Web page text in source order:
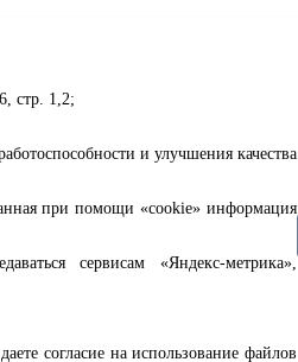
стр. 1,2;
и улучшения качества
при помощи «cookie» информация
сервисам «Яндекс-метрика»,
согласие на использование файлов